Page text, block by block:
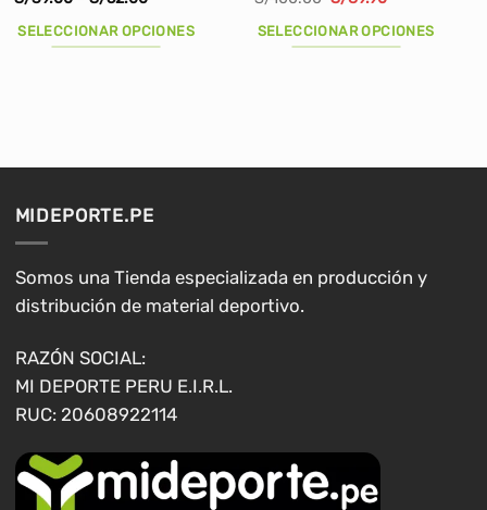
precios:
desde
SELECCIONAR OPCIONES
se
pueden
elegir
en
página
de
producto
original
era:
actual
es:
SELECCIONAR OPCIONES
elegir
en
MIDEPORTE.PE
Somos una Tienda especializada en producción y
distribución de material deportivo.
RAZÓN SOCIAL:
MI DEPORTE PERU E.I.R.L.
RUC: 20608922114